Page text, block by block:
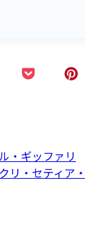
・ギッファリ
リ・セティア